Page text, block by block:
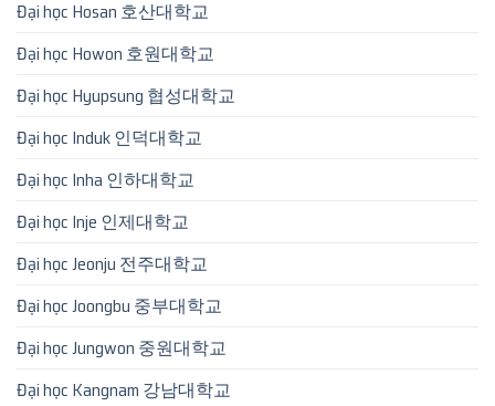
Đại học Hosan 호산대학교
Đại học Howon 호원대학교
Đại học Hyupsung 협성대학교
Đại học Induk 인덕대학교
Đại học Inha 인하대학교
Đại học Inje 인제대학교
Đại học Jeonju 전주대학교
Đại học Joongbu 중부대학교
Đại học Jungwon 중원대학교
Đại học Kangnam 강남대학교